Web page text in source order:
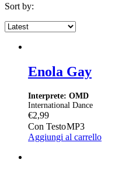
Sort by:
Enola Gay
Interprete: OMD
International Dance
€2,99
Con TestoMP3
Aggiungi al carrello